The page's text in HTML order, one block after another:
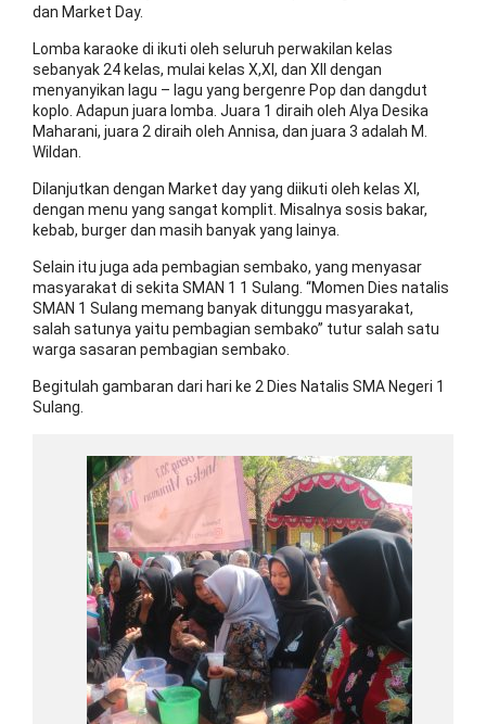
dan Market Day.
Lomba karaoke di ikuti oleh seluruh perwakilan kelas
sebanyak 24 kelas, mulai kelas X,XI, dan XII dengan
menyanyikan lagu – lagu yang bergenre Pop dan dangdut
koplo. Adapun juara lomba. Juara 1 diraih oleh Alya Desika
Maharani, juara 2 diraih oleh Annisa, dan juara 3 adalah M.
Wildan.
Dilanjutkan dengan Market day yang diikuti oleh kelas XI,
dengan menu yang sangat komplit. Misalnya sosis bakar,
kebab, burger dan masih banyak yang lainya.
Selain itu juga ada pembagian sembako, yang menyasar
masyarakat di sekita SMAN 1 1 Sulang. “Momen Dies natalis
SMAN 1 Sulang memang banyak ditunggu masyarakat,
salah satunya yaitu pembagian sembako” tutur salah satu
warga sasaran pembagian sembako.
Begitulah gambaran dari hari ke 2 Dies Natalis SMA Negeri 1
Sulang.